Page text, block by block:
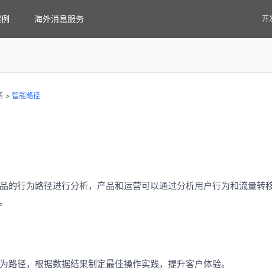
海外消息服务 开
> 智能路径
的行为路径进行分析，产品和运营可以通过分析用户行为和流量转
路径，根据数据结果制定最佳操作实践，提升客户体验。